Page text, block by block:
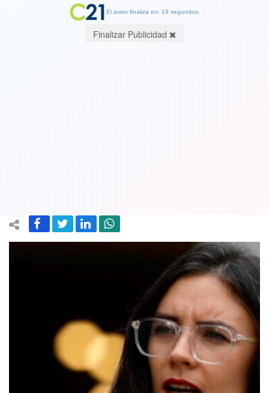
El aviso finaliza en: 19 segundos.
Finalizar Publicidad